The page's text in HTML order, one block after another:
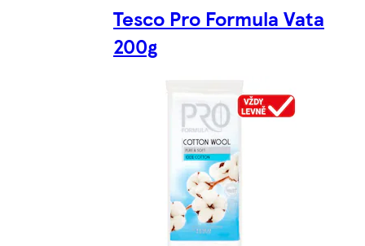
Tesco Pro Formula Vata
200g